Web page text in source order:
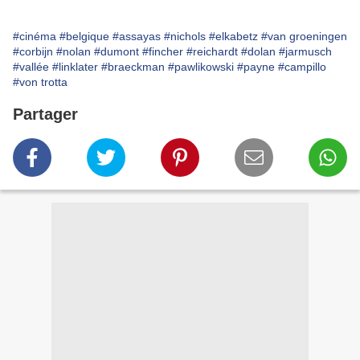
#cinéma #belgique #assayas #nichols #elkabetz #van groeningen
#corbijn #nolan #dumont #fincher #reichardt #dolan #jarmusch
#vallée #linklater #braeckman #pawlikowski #payne #campillo
#von trotta
Partager